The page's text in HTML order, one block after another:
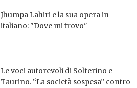
Jhumpa Lahiri e la sua opera in
italiano: "Dove mi trovo"
Le voci autorevoli di Solferino e
Taurino. “La società sospesa” contro